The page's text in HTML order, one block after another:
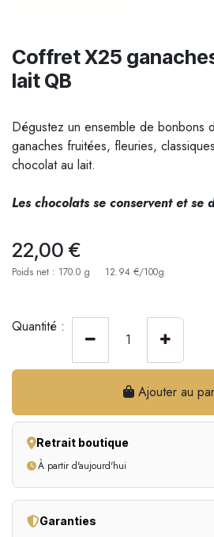
Coffret X25
lait QB
Dégustez un ensemble de bonbons
ganaches fruitées, fleuries,
chocolat au lait.
Les chocolats se conservent et se
22,00 €
Poids net : 170.0 g 12.94 €/100g
Quantité :
Ajouter au
Retrait boutique
À partir d'aujourd'hui
Garanties